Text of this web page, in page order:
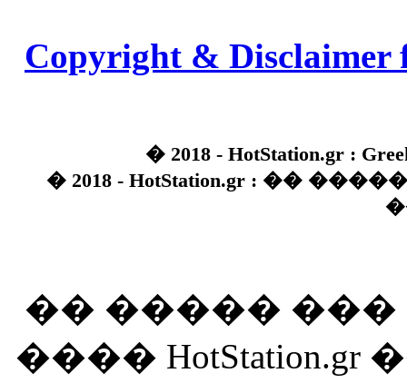
Copyright & Disclaimer
� 2018 - HotStation.gr :
� 2018 - HotStation.gr : ��
�� �����
����